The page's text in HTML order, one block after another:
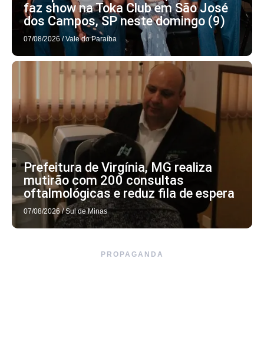
faz show na Toka Club em São José
dos Campos, SP neste domingo (9)
07/08/2026 / Vale do Paraíba
Prefeitura de Virgínia, MG realiza
mutirão com 200 consultas
oftalmológicas e reduz fila de espera
07/08/2026 / Sul de Minas
PROPAGANDA